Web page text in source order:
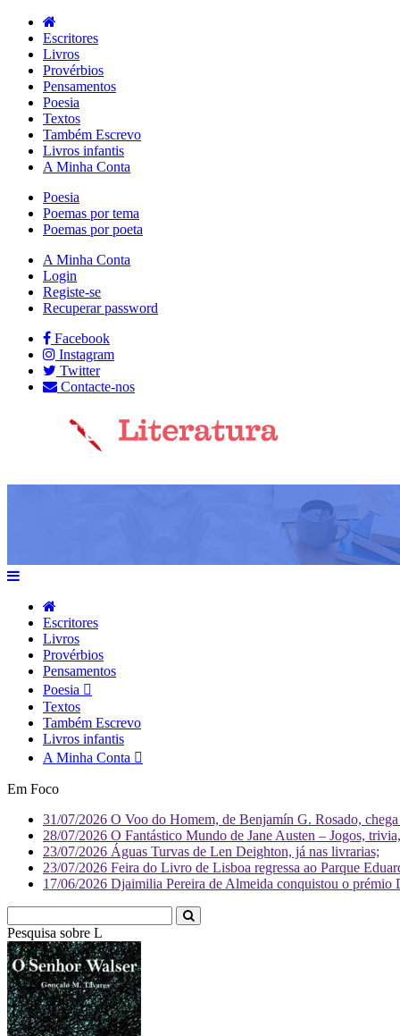
Escritores
Livros
Provérbios
Pensamentos
Poesia
Textos
Também Escrevo
Livros infantis
A Minha Conta
Poesia
Poemas por tema
Poemas por poeta
A Minha Conta
Login
Registe-se
Recuperar password
Facebook
Instagram
Twitter
Contacte-nos
Escritores
Livros
Provérbios
Pensamentos
Poesia
Textos
Também Escrevo
Livros infantis
A Minha Conta
Em Foco
31/07/2026 O Voo do Homem, de Benjamín G. Rosado,
28/07/2026 O Fantástico Mundo de Jane Austen – Jogos,
23/07/2026 Águas Turvas de Len Deighton, já nas livrarias;
23/07/2026 Feira do Livro de Lisboa regressa ao Parque
17/06/2026 Djaimilia Pereira de Almeida conquistou o
Pesquisa sobre Literatura